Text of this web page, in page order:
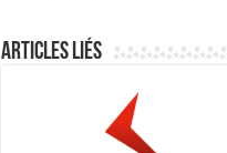
Articles liés